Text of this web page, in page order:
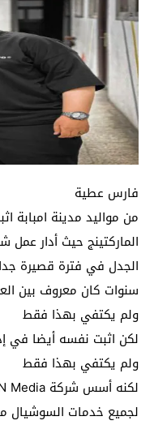
فارس عطية
من مواليد مدينة
الماركتينج حيث أدار عمل
سنوات كان معروف بين
ولم يكتفي بهذا فقط
لكن اثبت نفسه أيضا في
ولم يكتفي بهذا فقط
لكنه أسس شركة FAN Media
لجميع خدمات السوشيال